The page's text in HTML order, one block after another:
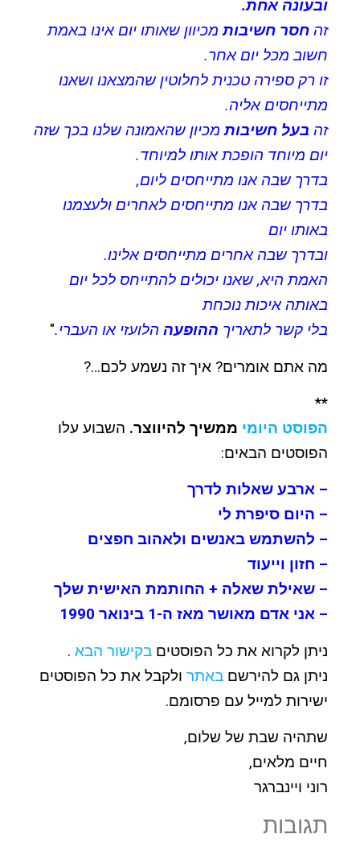
ובעונה אחת.
זה חסר חשיבותמכיוון שאותו יום אינו באמת
חשוב מכל יום אחר.
זו רק ספירה טכנית לחלוטין שהמצאנו ושאנו
מתייחסים אליה.
זה בעל חשיבותמכיון שהאמונה שלנו בכך שזה
יום מיוחד הופכת אותו למיוחד.
בדרך שבה אנו מתייחסים ליום,
בדרך שבה אנו מתייחסים לאחרים ולעצמנו
באותו יום
ובדרך שבה אחרים מתייחסים אלינו.
האמת היא, שאנו יכולים להתייחס לכל יום
באותה איכות נוכחת
בלי קשר לתאריך ההופעה הלועזי או העברי."
מה אתם אומרים? איך זה נשמע לכם…?
**
הפוסט היומי ממשיך להיווצר. השבוע עלו
הפוסטים הבאים:
– ארבע שאלות לדרך
– היום סיפרת לי
– להשתמש באנשים ולאהוב חפצים
– חזון וייעוד
– שאילת שאלה + החותמת האישית שלך
– אני אדם מאושר מאז ה-1 בינואר 1990
ניתן לקרוא את כל הפוסטים בקישור הבא .
ניתן גם להירשם באתר ולקבל את כל הפוסטים
ישירות למייל עם פרסומם.
שתהיה שבת של שלום,
חיים מלאים,
רוני ויינברגר
תגובות